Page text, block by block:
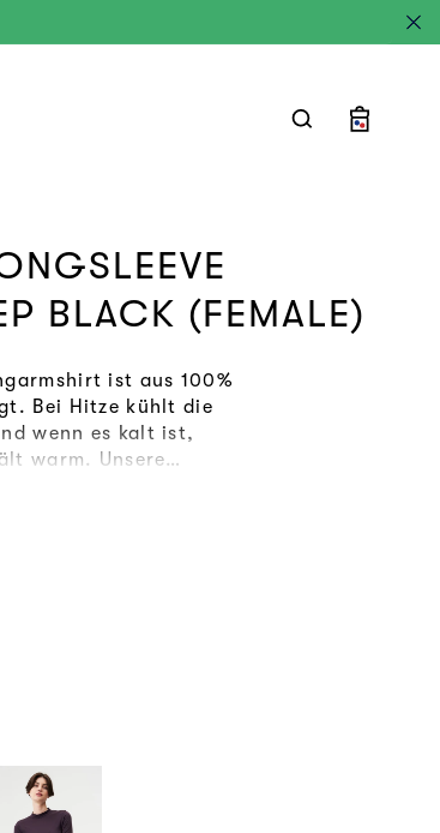
Warenkorb
BLACK (FEMALE)
ist aus 100%
Bei Hitze kühlt die
wenn es kalt ist,
warm. Unsere
sorgt für